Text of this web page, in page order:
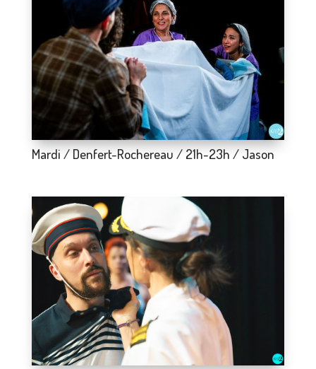
Mardi / Denfert-Rochereau / 21h-23h / Jason